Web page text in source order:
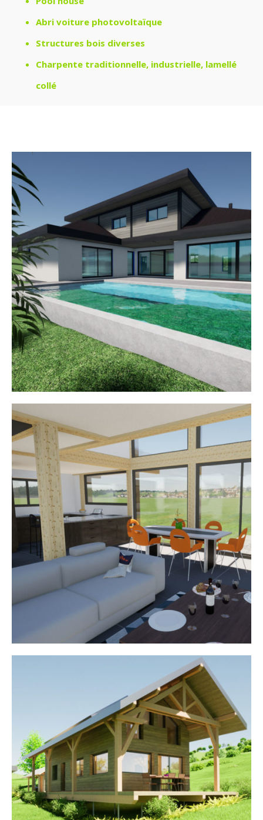
Abri voiture photovoltaïque
Structures bois diverses
Charpente traditionnelle, industrielle, lamellé
collé